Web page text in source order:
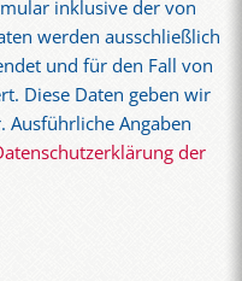
inklusive der von
werden ausschließlich
und für den Fall von
Diese Daten geben wir
Angaben
der